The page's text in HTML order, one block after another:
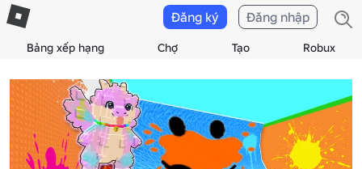
Bảng xếp hạng Chợ Tạo Robux
Đăng ký Đăng nhập